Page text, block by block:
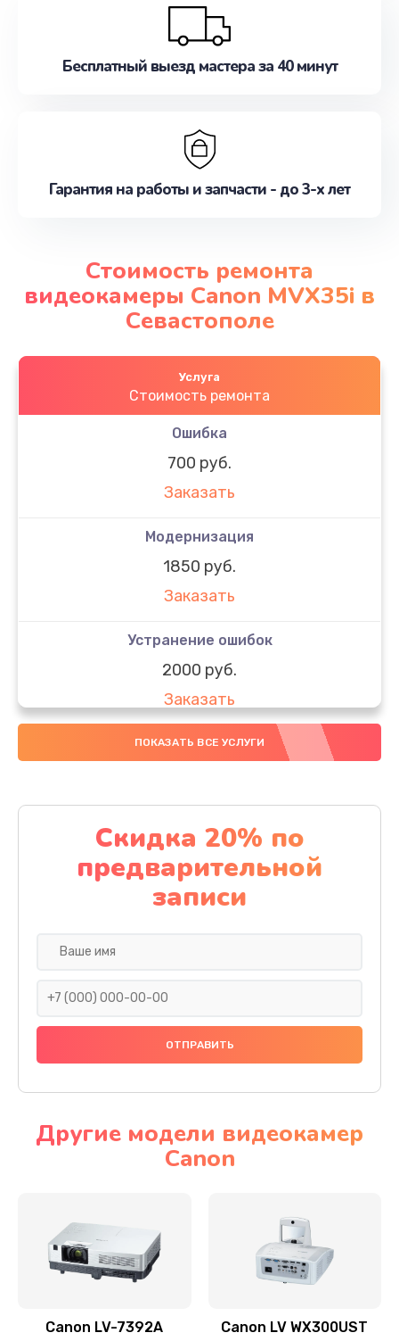
Бесплатный выезд мастера за 40 минут
Гарантия на работы и запчасти - до 3-х лет
Стоимость ремонта
видеокамеры Canon MVX35i в
Севастополе
Услуга
Стоимость ремонта
Ошибка
700 руб.
Заказать
Модернизация
1850 руб.
Заказать
Устранение ошибок
2000 руб.
Заказать
Ремонт после залития
Заказать
Ремонт электроплаты
1320 руб.
Заказать
Замена датчика
Замена дисплея
Замена кнопки
Заказать
ПОКАЗАТЬ ВСЕ УСЛУГИ
Скидка 20% по
предварительной
записи
Другие модели видеокамер
Canon
Canon LV-7392A Canon LV WX300UST